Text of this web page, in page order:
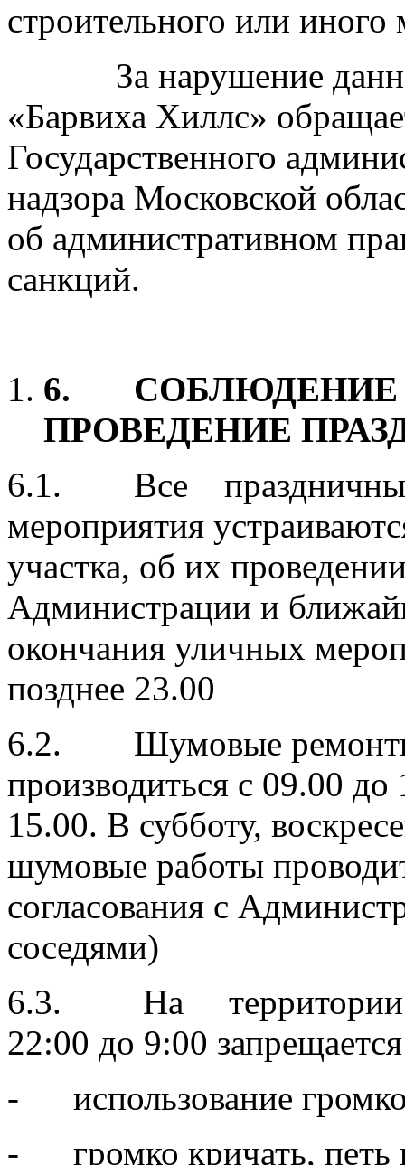
строительного или иного
За нарушение
«Барвиха Хиллс»
Государственного
надзора Московской
об административном
санкций.
6.
ПРОВЕДЕНИЕ
6.1. Все праздничные
мероприятия
участка, об их
Администрации и
окончания уличных
позднее 23.00
6.2. Шумовые
производиться с 09.00
15.00. В субботу,
шумовые работы
согласования с
соседями)
6.3. На территории
22:00 до 9:00
- использование
- громко кричать, петь